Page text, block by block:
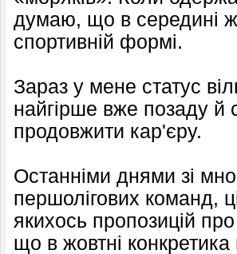
думаю, що в середині
спортивній формі.
Зараз у мене статус
найгірше вже позаду й
продовжити кар'єру.
Останніми днями зі
першолігових команд,
якихось пропозицій
що в жовтні